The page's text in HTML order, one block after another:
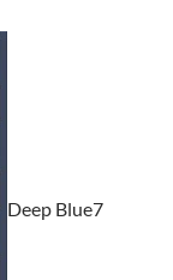
Deep Blue7